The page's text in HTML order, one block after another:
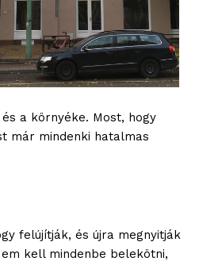
a környéke. Most, hogy
már mindenki hatalmas
felújítják, és újra megnyitják
kell mindenbe belekötni,